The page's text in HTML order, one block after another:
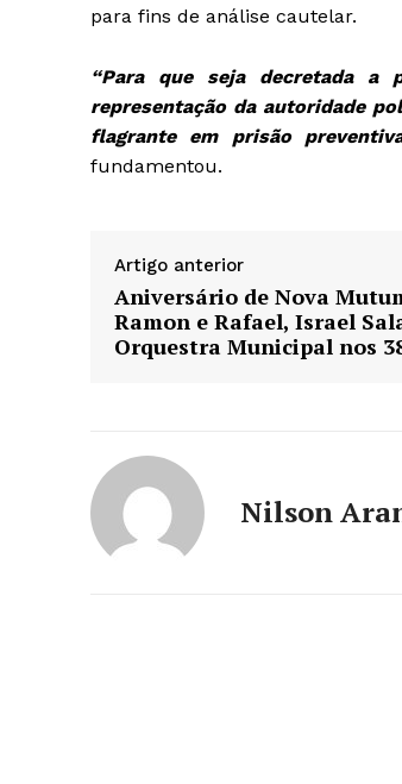
para fins de análise cautelar.
“Para que seja decretada a
representação da autoridade
flagrante em prisão
fundamentou.
Artigo anterior
Aniversário de Nova
Ramon e Rafael, Israel
Orquestra Municipal nos
Nilson